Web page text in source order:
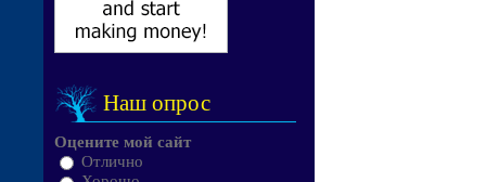
Наш опрос
Оцените мой сайт
Отлично